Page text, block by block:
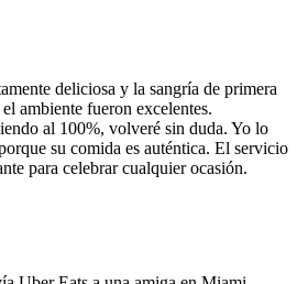
deliciosa y la sangría de primera
ambiente fueron excelentes.
al 100%, volveré sin duda. Yo lo
su comida es auténtica. El servicio
para celebrar cualquier ocasión.